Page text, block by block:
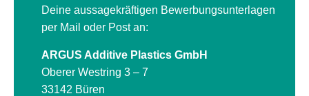
Deine aussagekräftigen Bewerbungsunterlagen
per Mail oder Post an:
ARGUS Additive Plastics GmbH
Oberer Westring 3 – 7
33142 Büren